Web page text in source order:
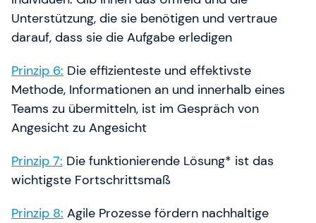
Unterstützung, die sie benötigen und vertraue
darauf, dass sie die Aufgabe erledigen
Prinzip 6: Die effizienteste und effektivste
Methode, Informationen an und innerhalb eines
Teams zu übermitteln, ist im Gespräch von
Angesicht zu Angesicht
Prinzip 7: Die funktionierende Lösung* ist das
wichtigste Fortschrittsmaß
Prinzip 8: Agile Prozesse fördern nachhaltige